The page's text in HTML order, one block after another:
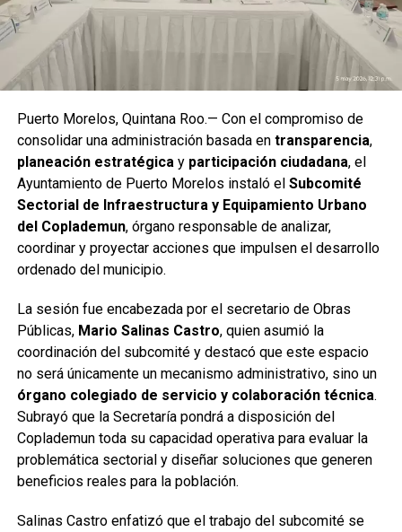
Puerto Morelos, Quintana Roo.— Con el compromiso de
consolidar una administración basada en transparencia,
planeación estratégicay participación ciudadana, el
Ayuntamiento de Puerto Morelos instaló el Subcomité
Sectorial de Infraestructura y Equipamiento Urbano
del Coplademun, órgano responsable de analizar,
coordinar y proyectar acciones que impulsen el desarrollo
ordenado del municipio.
La sesión fue encabezada por el secretario de Obras
Públicas, Mario Salinas Castro, quien asumió la
coordinación del subcomité y destacó que este espacio
no será únicamente un mecanismo administrativo, sino un
órgano colegiado de servicio y colaboración técnica.
Subrayó que la Secretaría pondrá a disposición del
Coplademun toda su capacidad operativa para evaluar la
problemática sectorial y diseñar soluciones que generen
beneficios reales para la población.
Salinas Castro enfatizó que el trabajo del subcomité se